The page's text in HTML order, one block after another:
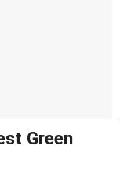
Green